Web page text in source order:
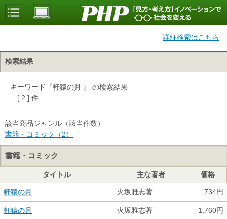
詳細検索はこちら
検索結果
キーワード『軒猿の月 』 の検索結果
[ 2 ] 件
該当商品ジャンル（該当件数）
書籍・コミック（2）
書籍・コミック
タイトル 主な著者 価格
軒猿の月 火坂雅志著 734円
軒猿の月 火坂雅志著 1,760円